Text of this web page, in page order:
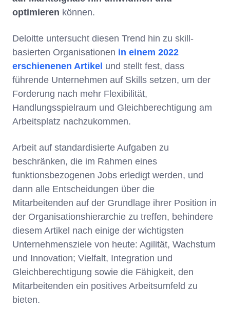
optimieren können.
Deloitte untersucht diesen Trend hin zu skill-
basierten Organisationen in einem 2022
erschienenen Artikel und stellt fest, dass
führende Unternehmen auf Skills setzen, um der
Forderung nach mehr Flexibilität,
Handlungsspielraum und Gleichberechtigung am
Arbeitsplatz nachzukommen.
Arbeit auf standardisierte Aufgaben zu
beschränken, die im Rahmen eines
funktionsbezogenen Jobs erledigt werden, und
dann alle Entscheidungen über die
Mitarbeitenden auf der Grundlage ihrer Position in
der Organisationshierarchie zu treffen, behindere
diesem Artikel nach einige der wichtigsten
Unternehmensziele von heute: Agilität, Wachstum
und Innovation; Vielfalt, Integration und
Gleichberechtigung sowie die Fähigkeit, den
Mitarbeitenden ein positives Arbeitsumfeld zu
bieten.